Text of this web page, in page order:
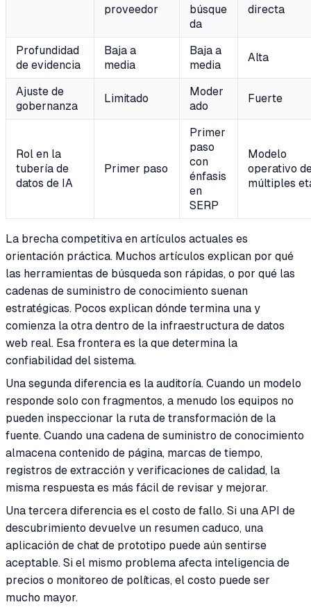
proveedor
búsque
da
directa
Profundidad
de evidencia
Baja a
media
Baja a
media
Alta
Ajuste de
gobernanza
Limitado
Moder
ado
Fuerte
Rol en la
tubería de
datos de IA
Primer paso
Primer
paso
con
énfasis
en
SERP
Modelo
operativo
múltiples
La brecha competitiva en artículos actuales es
orientación práctica. Muchos artículos explican por qué
las herramientas de búsqueda son rápidas, o por qué las
cadenas de suministro de conocimiento suenan
estratégicas. Pocos explican dónde termina una y
comienza la otra dentro de la infraestructura de datos
web real. Esa frontera es la que determina la
confiabilidad del sistema.
Una segunda diferencia es la auditoría. Cuando un modelo
responde solo con fragmentos, a menudo los equipos no
pueden inspeccionar la ruta de transformación de la
fuente. Cuando una cadena de suministro de conocimiento
almacena contenido de página, marcas de tiempo,
registros de extracción y verificaciones de calidad, la
misma respuesta es más fácil de revisar y mejorar.
Una tercera diferencia es el costo de fallo. Si una API de
descubrimiento devuelve un resumen caduco, una
aplicación de chat de prototipo puede aún sentirse
aceptable. Si el mismo problema afecta inteligencia de
precios o monitoreo de políticas, el costo puede ser
mucho mayor.